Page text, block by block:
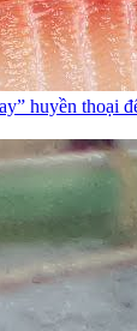
huyền thoại